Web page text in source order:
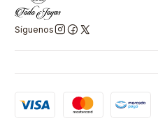
Síguenos